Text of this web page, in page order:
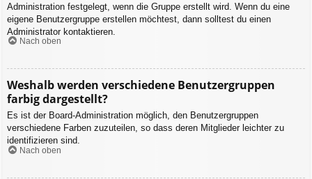
Administration festgelegt, wenn die Gruppe erstellt wird. Wenn du eine
eigene Benutzergruppe erstellen möchtest, dann solltest du einen
Administrator kontaktieren.
Nach oben
Weshalb werden verschiedene Benutzergruppen
farbig dargestellt?
Es ist der Board-Administration möglich, den Benutzergruppen
verschiedene Farben zuzuteilen, so dass deren Mitglieder leichter zu
identifizieren sind.
Nach oben